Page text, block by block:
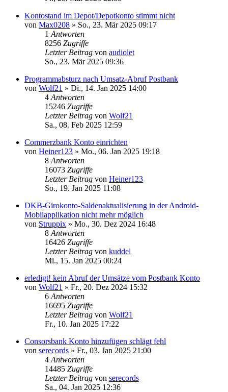
Kontostand im Depot/Depotkonto stimmt nicht
von Max0208 » So., 23. Mär 2025 09:17
1 Antworten
8256 Zugriffe
Letzter Beitrag von audiolet
So., 23. Mär 2025 09:36
Programmabsturz nach Umsatz-Abruf Postbank
von Wolf21 » Di., 14. Jan 2025 14:00
4 Antworten
15246 Zugriffe
Letzter Beitrag von Wolf21
Sa., 08. Feb 2025 12:59
Commerzbank Konto einrichten
von Heiner123 » Mo., 06. Jan 2025 19:18
8 Antworten
16073 Zugriffe
Letzter Beitrag von Heiner123
So., 19. Jan 2025 11:08
DKB-Girokonto-Saldenaktualisierung in der Android-
Mobilapplikation nicht mehr möglich
von Struppix » Mo., 30. Dez 2024 16:48
8 Antworten
16426 Zugriffe
Letzter Beitrag von kuddel
Mi., 15. Jan 2025 00:24
erledigt! kein Abruf der Umsätze vom Postbank Konto
von Wolf21 » Fr., 20. Dez 2024 15:32
6 Antworten
16695 Zugriffe
Letzter Beitrag von Wolf21
Fr., 10. Jan 2025 17:22
Consorsbank Konto hinzufügen schlägt fehl
von serecords » Fr., 03. Jan 2025 21:00
4 Antworten
14485 Zugriffe
Letzter Beitrag von serecords
Sa., 04. Jan 2025 12:36